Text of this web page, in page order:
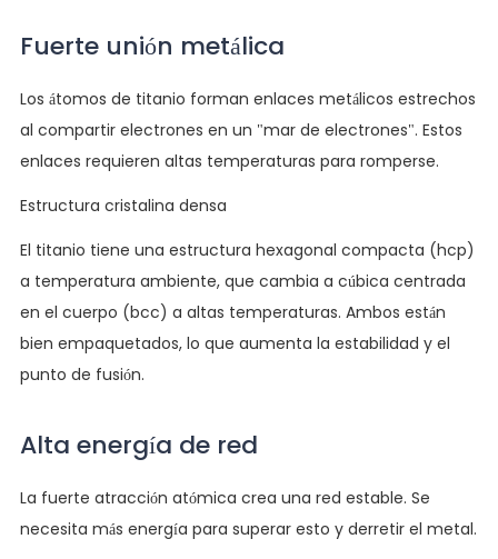
Fuerte unión metálica
Los átomos de titanio forman enlaces metálicos estrechos
al compartir electrones en un "mar de electrones". Estos
enlaces requieren altas temperaturas para romperse.
Estructura cristalina densa
El titanio tiene una estructura hexagonal compacta (hcp)
a temperatura ambiente, que cambia a cúbica centrada
en el cuerpo (bcc) a altas temperaturas. Ambos están
bien empaquetados, lo que aumenta la estabilidad y el
punto de fusión.
Alta energía de red
La fuerte atracción atómica crea una red estable. Se
necesita más energía para superar esto y derretir el metal.